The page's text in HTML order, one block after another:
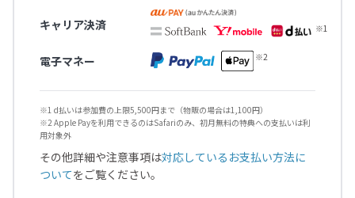
キャリア決済
電子マネー
※1 d払いは参加費の上限5,500円まで（物販の場合は1,100円）
※2 Apple Payを利用できるのはSafariのみ、初月無料の特典への支払いは利
用対象外
その他詳細や注意事項は対応しているお支払い方法に
ついてをご覧ください。